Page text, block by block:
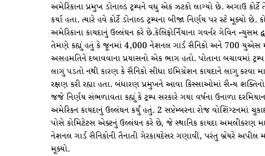
અમેરિકાના પ્રમુખ ડોનાલ્ડ ટ્રમ્પને વધુ એક ઝટકો લાગ્યો છે. અગાઉ કોર્ટે
કર્યા હતા. ત્યારે હવે કોર્ટે ડોનાલ્ડ ટ્રમ્પના બીજા નિર્ણય પર સ્ટે મૂક્યો છે.
અમેરિકાના કાયદાનું ઉલ્લંઘન કરે છે.કેલિફોર્નિયાના ગવર્નર ગેવિન
તેમણે કહ્યું હતું કે જૂનમાં 4,000 નેશનલ ગાર્ડ સૈનિકો અને 700 યુએસ
અસહમતિને દબાવવાના પ્રયાસનો એક ભાગ હતો. પોતાના બચાવમાં
લાગુ પડતો નથી કારણ કે સૈનિકો સીધા ઇમિગ્રેશન કાયદાને લાગુ
રક્ષણ કરી રહ્યા હતા. બંધારણ પ્રમુખને આવા કિસ્સાઓમાં સૈન્ય
જજે નિર્ણય સંભળાવતા કહ્યું કે ટ્રમ્પ સરકારે ગયા વર્ષના ઉનાળા
અમેરિકન કાયદાનું ઉલ્લંઘન કર્યું હતું. 2 સપ્ટેમ્બરના રોજ વોશિંગ્ટનમાં
પોસે કોમિટેટસ એક્ટનું ઉલ્લંઘન કરે છે, જે સ્થાનિક કાયદા અમલીકરણ
નેશનલ ગાર્ડ સૈનિકોની તૈનાતી ગેરકાયદેસર ગણાવી, પરંતુ બ્રેયરે
મૂક્યો.